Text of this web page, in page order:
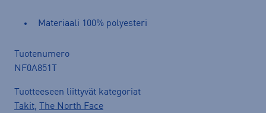
Materiaali 100% polyesteri
Tuotenumero
NF0A851T
Tuotteeseen liittyvät kategoriat
Takit, The North Face